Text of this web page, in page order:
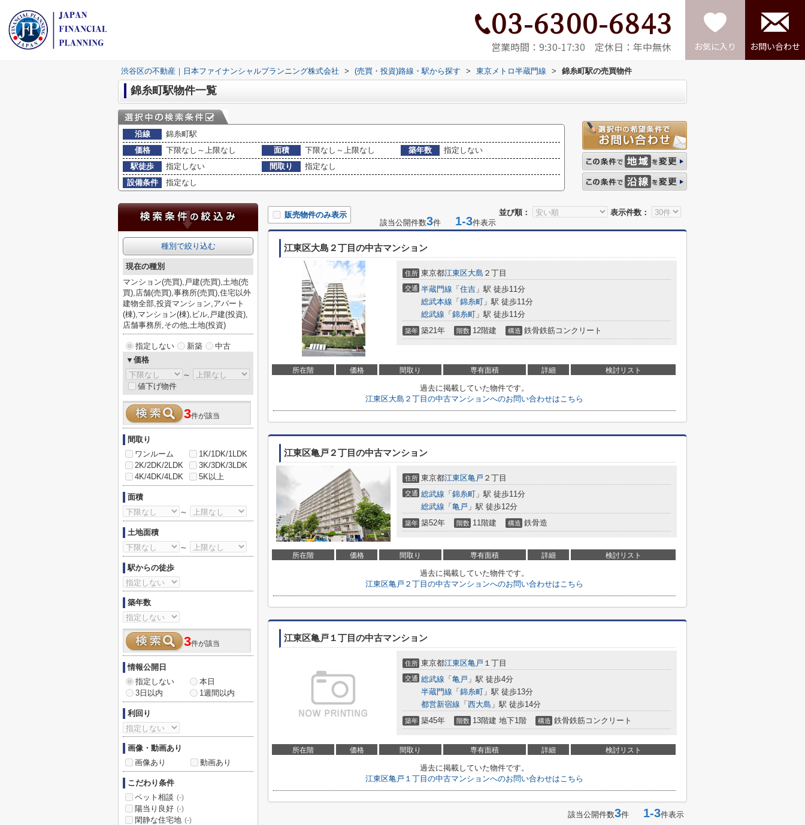
03-6300-6843
営業時間：9:30-17:30 定休日：年中無休 お気に入り お問い合わせ
渋谷区の不動産｜日本ファイナンシャルプランニング株式会社 > (売買・投資)路線・駅から探す > 東京メトロ半蔵門線 > 錦糸町駅の売買物件
錦糸町駅物件一覧
沿線
錦糸町駅
価格
下限なし～上限なし 面積 下限なし～上限なし 築年数
指定しない
駅徒歩
指定しない 間取り
指定なし
設備条件
指定なし
並び順： 表示件数：
販売物件のみ表示
該当公開件数3件 1-3件表示
江東区大島２丁目の中古マンション
住所 東京都江東区大島 ２丁目
交通 半蔵門線 「 住吉 」駅 徒歩11分
総武本線 「 錦糸町 」駅 徒歩11分
総武線 「 錦糸町 」駅 徒歩11分
築年 築21年 階数 12階建 構造 鉄骨鉄筋コンクリート
所在階 価格 間取り 専有面積 詳細 検討リスト
過去に掲載していた物件です。
江東区大島２丁目の中古マンションへのお問い合わせはこちら
江東区亀戸２丁目の中古マンション
住所 東京都江東区亀戸 ２丁目
交通 総武線 「 錦糸町 」駅 徒歩11分
総武線 「 亀戸 」駅 徒歩12分
築年 築52年 階数 11階建 構造 鉄骨造
所在階 価格 間取り 専有面積 詳細 検討リスト
過去に掲載していた物件です。
江東区亀戸２丁目の中古マンションへのお問い合わせはこちら
江東区亀戸１丁目の中古マンション
住所 東京都江東区亀戸 １丁目
交通 総武線 「 亀戸 」駅 徒歩4分
半蔵門線 「 錦糸町 」駅 徒歩13分
都営新宿線 「 西大島 」駅 徒歩14分
築年 築45年 階数 13階建 地下1階 構造 鉄骨鉄筋コンクリート
所在階 価格 間取り 専有面積 詳細 検討リスト
過去に掲載していた物件です。
江東区亀戸１丁目の中古マンションへのお問い合わせはこちら
該当公開件数3件 1-3件表示
種別で絞り込む
現在の種別
マンション(売買),戸建(売買),土地(売
買),店舗(売買),事務所(売買),住宅以外
建物全部,投資マンション,アパート
(棟),マンション(棟),ビル,戸建(投資),
店舗事務所,その他,土地(投資)
指定しない 新築
中古
▼価格
～
値下げ物件
3件が該当
間取り
ワンルーム
1K/1DK/1LDK
2K/2DK/2LDK
3K/3DK/3LDK
4K/4DK/4LDK
5K以上
面積
～
土地面積
～
駅からの徒歩
築年数
3件が該当
情報公開日
指定しない
本日
3日以内
1週間以内
利回り
画像・動画あり
画像あり
動画あり
こだわり条件
ペット相談 (-)
陽当り良好 (-)
閑静な住宅地 (-)